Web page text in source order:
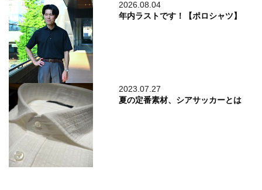
2026.08.04
年内ラストです！【ポロシャツ】
2023.07.27
夏の定番素材、シアサッカーとは